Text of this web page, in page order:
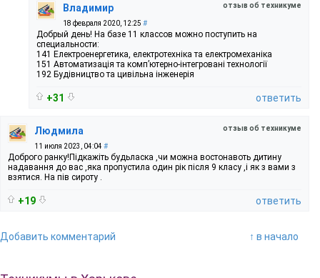
отзыв об техникуме
Владимир
18 февраля 2020, 12:25 #
Добрый день! На базе 11 классов можно поступить на
специальности:
141 Електроенергетика, електротехніка та електромеханіка
151 Автоматизація та комп’ютерно-інтегровані технології
192 Будівництво та цивільна інженерія
+31 ответить
отзыв об техникуме
Людмила
11 июля 2023, 04:04 #
Доброго ранку!Підкажіть будьласка ,чи можна востонавоть дитину
надавання до вас ,яка пропустила один рік після 9 класу ,і як з вами з
взятися. На пів сироту .
+19 ответить
Добавить комментарий ↑ в начало